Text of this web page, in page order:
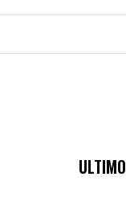
ULTIMO